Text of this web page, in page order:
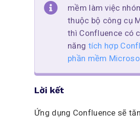
mềm làm việc
thuộc bộ công cụ
thì Confluence có
năng tích hợp
phần mềm
Lời kết
Ứng dụng Confluence sẽ